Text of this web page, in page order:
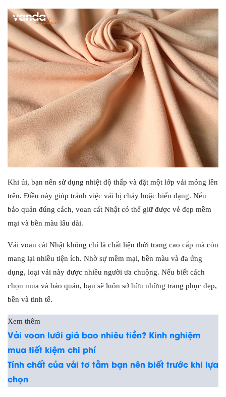
Khi ủi, bạn nên sử dụng nhiệt độ thấp và đặt một lớp vải mỏng lên
trên. Điều này giúp tránh việc vải bị cháy hoặc biến dạng. Nếu
bảo quản đúng cách, voan cát Nhật có thể giữ được vẻ đẹp mềm
mại và bền màu lâu dài.
Vải voan cát Nhật không chỉ là chất liệu thời trang cao cấp mà còn
mang lại nhiều tiện ích. Nhờ sự mềm mại, bền màu và đa ứng
dụng, loại vải này được nhiều người ưa chuộng. Nếu biết cách
chọn mua và bảo quản, bạn sẽ luôn sở hữu những trang phục đẹp,
bền và tinh tế.
Xem thêm
Vải voan lưới giá bao nhiêu tiền? Kinh nghiệm
mua tiết kiệm chi phí
Tính chất của vải tơ tằm bạn nên biết trước khi lựa
chọn